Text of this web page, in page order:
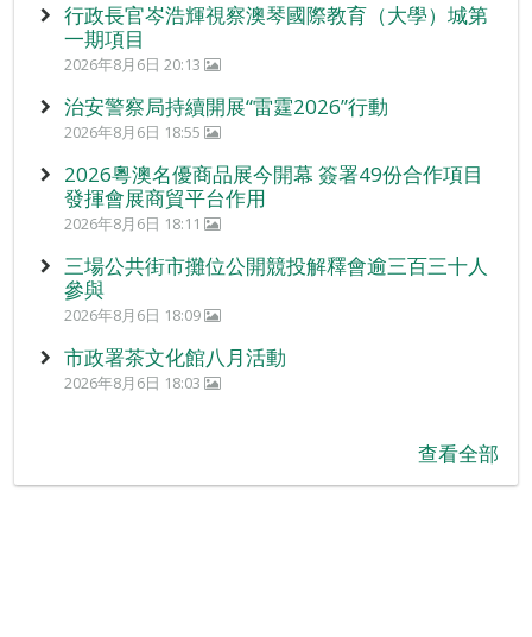
行政長官岑浩輝視察澳琴國際教育（大學）城第
一期項目
2026年8月6日 20:13
治安警察局持續開展“雷霆2026”行動
2026年8月6日 18:55
2026粵澳名優商品展今開幕 簽署49份合作項目
發揮會展商貿平台作用
2026年8月6日 18:11
三場公共街市攤位公開競投解釋會逾三百三十人
參與
2026年8月6日 18:09
市政署茶文化館八月活動
2026年8月6日 18:03
查看全部